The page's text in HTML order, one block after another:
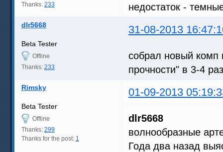
Thanks: 233
недостаток -
dlr5668 31-08-2013
Beta Tester
Offline
Thanks: 233
собрал новый комп
прочности" в 3-4
Rimsky 01-09-2013
Beta Tester
Offline
Thanks: 299
Thanks for the post: 1
dlr5668
волнообразные
Года два назад